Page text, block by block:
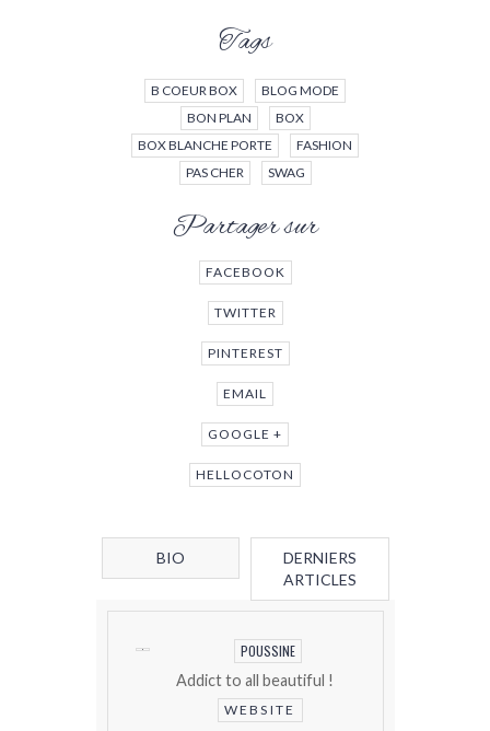
Tags
B COEUR BOX
BLOG MODE
BON PLAN
BOX
BOX BLANCHE PORTE
FASHION
PAS CHER
SWAG
Partager sur
FACEBOOK
TWITTER
PINTEREST
EMAIL
GOOGLE +
HELLOCOTON
BIO
DERNIERS
ARTICLES
POUSSINE
Addict to all beautiful !
WEBSITE